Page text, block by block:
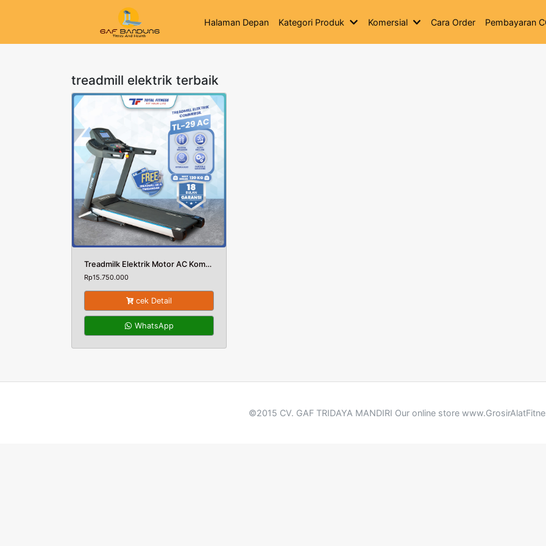
Halaman Depan Kategori Produk Komersial Cara Order Pembayaran
treadmill elektrik terbaik
Treadmilk Elektrik Motor AC Komersial TL 29 AC Total Fitness Bandung
Rp15.750.000
cek Detail
WhatsApp
©2015 CV. GAF TRIDAYA MANDIRI Our online store